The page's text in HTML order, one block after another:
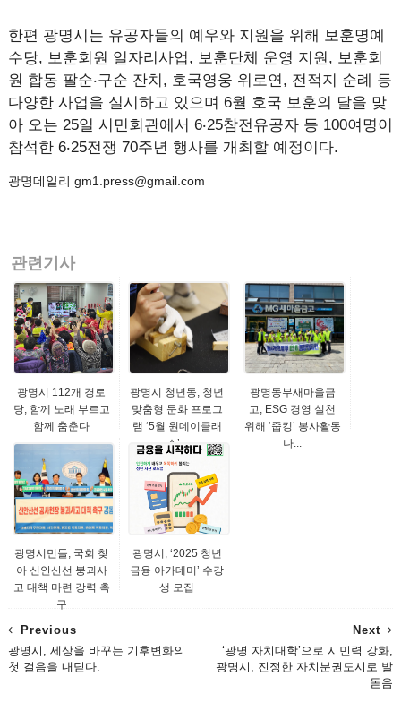
한편 광명시는 유공자들의 예우와 지원을 위해 보훈명예
수당, 보훈회원 일자리사업, 보훈단체 운영 지원, 보훈회
원 합동 팔순‧구순 잔치, 호국영웅 위로연, 전적지 순례 등
다양한 사업을 실시하고 있으며 6월 호국 보훈의 달을 맞
아 오는 25일 시민회관에서 6‧25참전유공자 등 100여명이
참석한 6‧25전쟁 70주년 행사를 개최할 예정이다.
광명데일리 gm1.press@gmail.com
관련기사
광명시 112개 경로
당, 함께 노래 부르고
함께 춤춘다
광명시 청년동, 청년
맞춤형 문화 프로그
램 ‘5월 원데이클래
스’...
광명동부새마을금
고, ESG 경영 실천
위해 ‘줍킹’ 봉사활동
나...
광명시민들, 국회 찾
아 신안산선 붕괴사
고 대책 마련 강력 촉
구
광명시, ‘2025 청년
금융 아카데미’ 수강
생 모집
Next
‘광명 자치대학’으로 시민력 강화,
광명시, 진정한 자치분권도시로 발
돋음
Previous
광명시, 세상을 바꾸는 기후변화의
첫 걸음을 내딛다.